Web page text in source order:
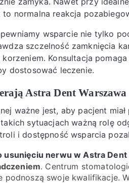
normalna reakcja
wsparcie nie tylko
szczelność zamknięcia
korzeniem. Konsultacja
dostosować leczenie.
Astra Dent
ważne jest, aby pacjent
sytuacjach ważną rolę
i dostępność wsparcia
usunięciu nerwu w Astra Dent
. Centrum
podnoszą swoje kwalifikacje.